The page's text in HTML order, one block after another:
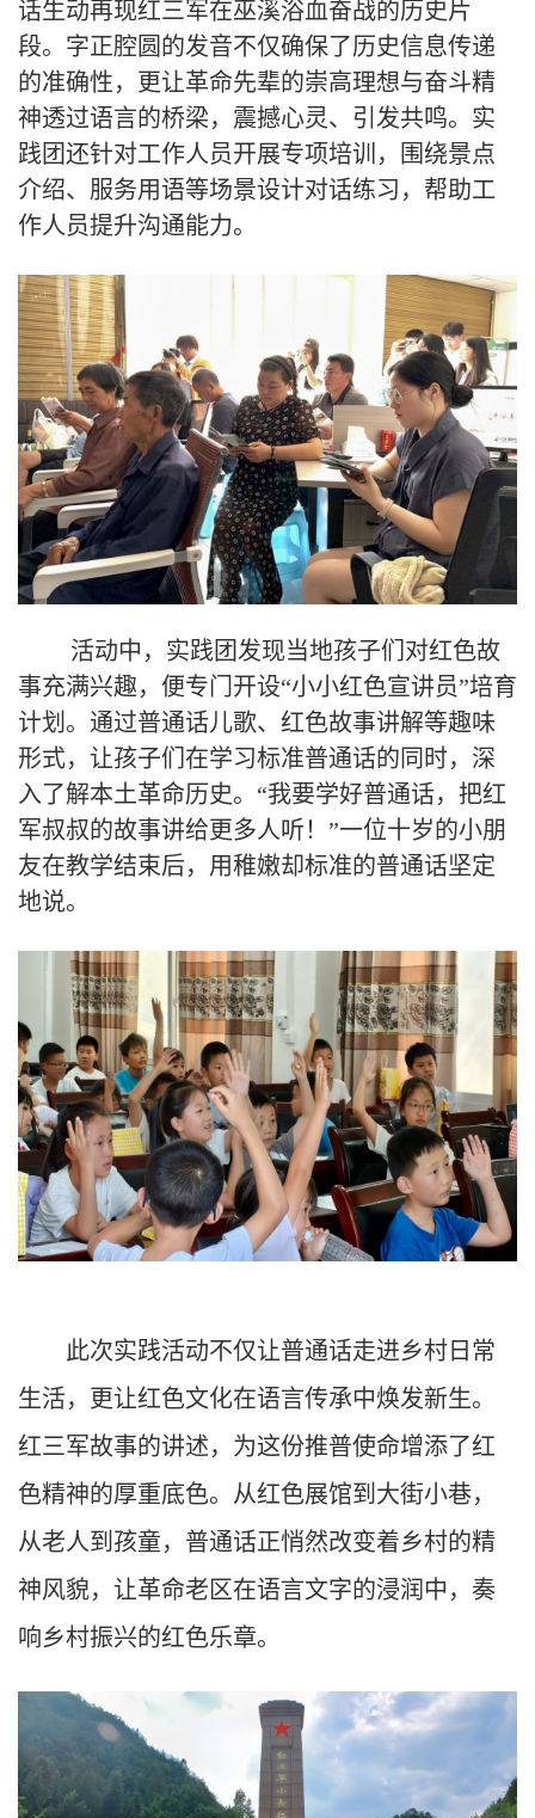
话生动再现红三军在巫溪浴血奋战的历史片
段。字正腔圆的发音不仅确保了历史信息传递
的准确性，更让革命先辈的崇高理想与奋斗精
神透过语言的桥梁，震撼心灵、引发共鸣。实
践团还针对工作人员开展专项培训，围绕景点
介绍、服务用语等场景设计对话练习，帮助工
作人员提升沟通能力。
活动中，实践团发现当地孩子们对红色故
事充满兴趣，便专门开设“小小红色宣讲员”培育
计划。通过普通话儿歌、红色故事讲解等趣味
形式，让孩子们在学习标准普通话的同时，深
入了解本土革命历史。“我要学好普通话，把红
军叔叔的故事讲给更多人听！”一位十岁的小朋
友在教学结束后，用稚嫩却标准的普通话坚定
地说。
此次实践活动不仅让普通话走进乡村日常
生活，更让红色文化在语言传承中焕发新生。
红三军故事的讲述，为这份推普使命增添了红
色精神的厚重底色。从红色展馆到大街小巷，
从老人到孩童，普通话正悄然改变着乡村的精
神风貌，让革命老区在语言文字的浸润中，奏
响乡村振兴的红色乐章。